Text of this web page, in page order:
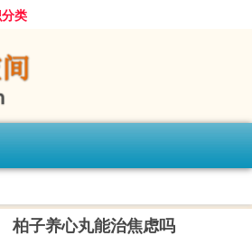
类
柏子养心丸能治焦虑吗